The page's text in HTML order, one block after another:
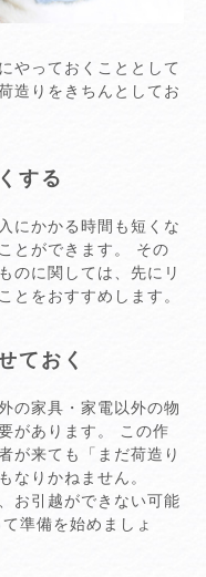
やっておくこととして
造りをきちんとしてお
する
にかかる時間も短くな
とができます。 その
のに関しては、先にリ
とをおすすめします。
ておく
の家具・家電以外の物
があります。 この作
が来ても「まだ荷造り
なりかねません。
お引越ができない可能
準備を始めましょ